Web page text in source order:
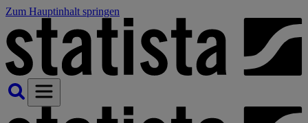
Zum Hauptinhalt springen